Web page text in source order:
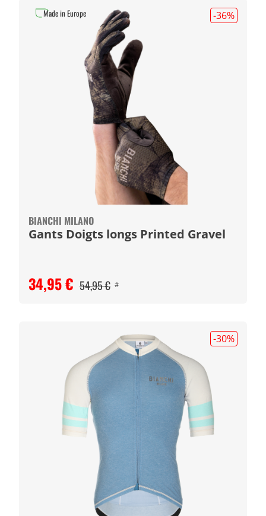
-36%
BIANCHI MILANO
Gants Doigts longs Printed Gravel
34,95 € 54,95 € #
Made in Europe
-30%